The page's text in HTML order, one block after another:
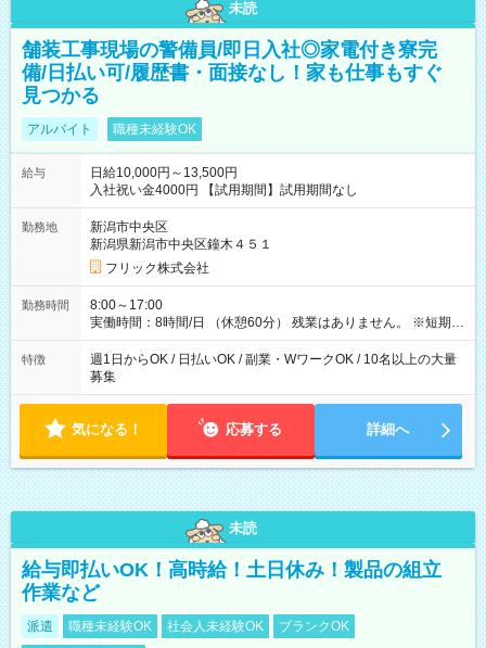
未読
舗装工事現場の警備員/即日入社◎家電付き寮完
備/日払い可/履歴書・面接なし！家も仕事もすぐ
見つかる
アルバイト 職種未経験OK
給与
日給10,000円～13,500円
入社祝い金4000円 【試用期間】試用期間なし
勤務地
新潟市中央区
新潟県新潟市中央区鐘木４５１
フリック株式会社
勤務時間
8:00～17:00
実働時間：8時間/日 （休憩60分） 残業はありません。 ※短期の
募集は行っておりません。予めご了承くださいませ。
特徴
週1日からOK / 日払いOK / 副業・WワークOK / 10名以上の大量
募集
気になる！ 応募する 詳細へ
未読
給与即払いOK！高時給！土日休み！製品の組立
作業など
派遣 職種未経験OK 社会人未経験OK
ブランクOK